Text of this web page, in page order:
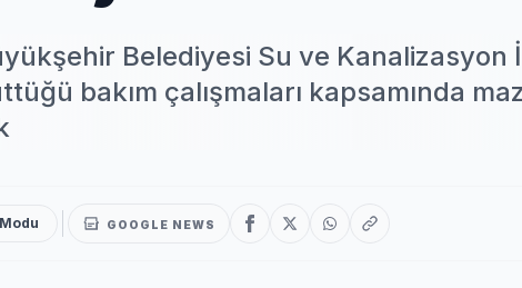
Belediyesi Su ve Kanalizasyon
bakım çalışmaları kapsamında
GOOGLE NEWS